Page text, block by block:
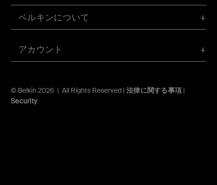
アカウント
ベルキンについて
© Belkin 2026 | All Rights Reserved | 法律に関する事項 |
Security